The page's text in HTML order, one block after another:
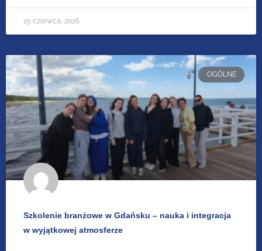
25 czerwca, 2026
OGÓLNE
Szkolenie branżowe w Gdańsku – nauka i integracja
w wyjątkowej atmosferze